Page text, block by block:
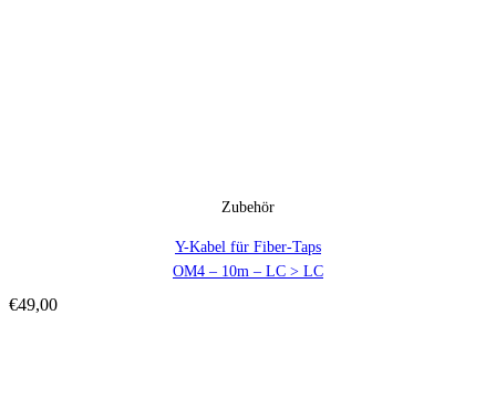
Zubehör
Y-Kabel für Fiber-Taps
OM4 – 10m – LC > LC
€49,00